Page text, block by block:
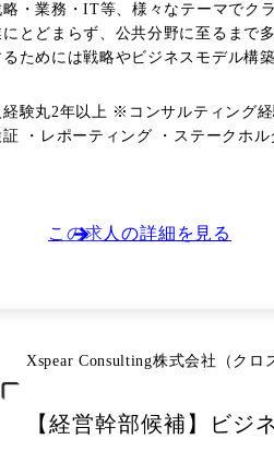
略・業務・IT等、様々なテーマでク
にとどまらず、公共分野に至るまで
ためには戦略やビジネスモデル構
エンターテイメント企業:新規事業
AIによるアナリティクス活用推進/
築支援) ・証券業:STOシステム
治体DX推進支援、人工知能技術の
験丸2年以上 ※コンサルティング
証 ・レポーティング ・ステークホ
この求人の詳細を見る
Xspear Consulting株式会社（クロ
【経営幹部候補】ビジ